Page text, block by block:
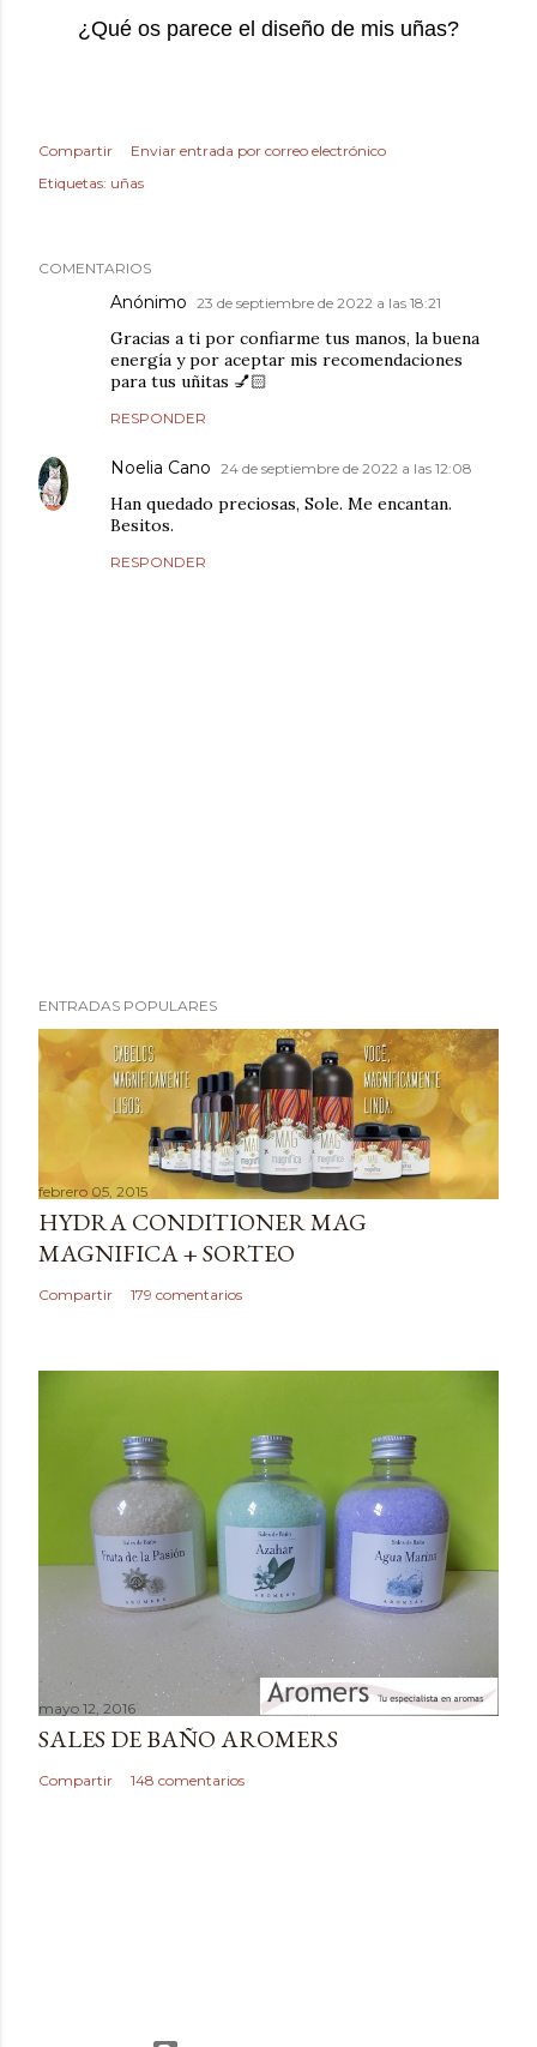
¿Qué os parece el diseño de mis uñas?
Compartir
Enviar entrada por correo electrónico
Etiquetas: uñas
COMENTARIOS
Anónimo 23 de septiembre de 2022 a las 18:21
Gracias a ti por confiarme tus manos, la buena
energía y por aceptar mis recomendaciones
para tus uñitas 💅🏻
RESPONDER
Noelia Cano 24 de septiembre de 2022 a las 12:08
Han quedado preciosas, Sole. Me encantan.
Besitos.
RESPONDER
u
b
a
r
u
n
c
o
ENTRADAS POPULARES
febrero 05, 2015
HYDRA CONDITIONER MAG
MAGNIFICA + SORTEO
Compartir 179 comentarios
mayo 12, 2016
SALES DE BAÑO AROMERS
Compartir 148 comentarios